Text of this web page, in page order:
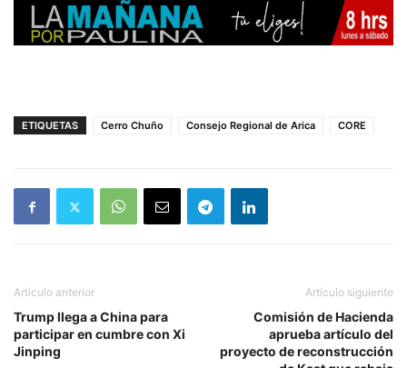
ETIQUETAS Cerro Chuño Consejo Regional de Arica CORE
Artículo anterior
Trump llega a China para
participar en cumbre con Xi
Jinping
Artículo siguiente
Comisión de Hacienda
aprueba artículo del
proyecto de reconstrucción